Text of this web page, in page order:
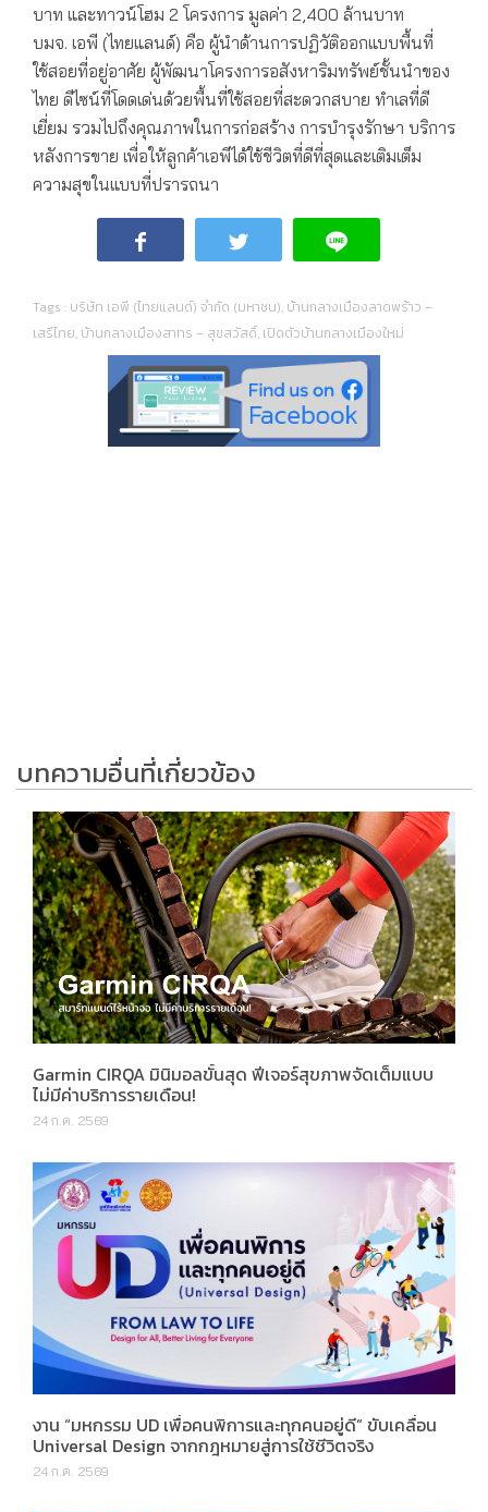
บาท และทาวน์โฮม 2 โครงการ มูลค่า 2,400 ล้านบาท
บมจ. เอพี (ไทยแลนด์) คือ ผู้นำด้านการปฏิวัติออกแบบพื้นที่
ใช้สอยที่อยู่อาศัย ผู้พัฒนาโครงการอสังหาริมทรัพย์ชั้นนำของ
ไทย ดีไซน์ที่โดดเด่นด้วยพื้นที่ใช้สอยที่สะดวกสบาย ทำเลที่ดี
เยี่ยม รวมไปถึงคุณภาพในการก่อสร้าง การบำรุงรักษา บริการ
หลังการขาย เพื่อให้ลูกค้าเอพีได้ใช้ชีวิตที่ดีที่สุดและเติมเต็ม
ความสุขในแบบที่ปรารถนา
Tags : บริษัท เอพี (ไทยแลนด์) จำกัด (มหาชน), บ้านกลางเมืองลาดพร้าว –
เสรีไทย, บ้านกลางเมืองสาทร – สุขสวัสดิ์, เปิดตัวบ้านกลางเมืองใหม่
บทความอื่นที่เกี่ยวข้อง
Garmin CIRQA มินิมอลขั้นสุด ฟีเจอร์สุขภาพจัดเต็มแบบ
ไม่มีค่าบริการรายเดือน!
24 ก.ค. 2569
งาน “มหกรรม UD เพื่อคนพิการและทุกคนอยู่ดี” ขับเคลื่อน
Universal Design จากกฎหมายสู่การใช้ชีวิตจริง
24 ก.ค. 2569